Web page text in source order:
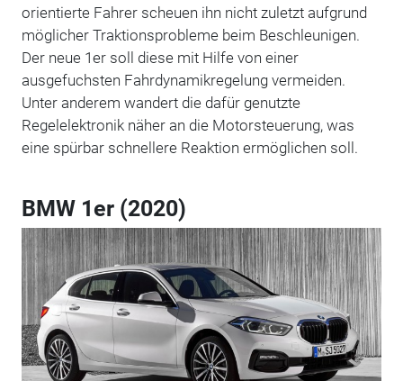
orientierte Fahrer scheuen ihn nicht zuletzt aufgrund
möglicher Traktionsprobleme beim Beschleunigen.
Der neue 1er soll diese mit Hilfe von einer
ausgefuchsten Fahrdynamikregelung vermeiden.
Unter anderem wandert die dafür genutzte
Regelelektronik näher an die Motorsteuerung, was
eine spürbar schnellere Reaktion ermöglichen soll.
BMW 1er (2020)